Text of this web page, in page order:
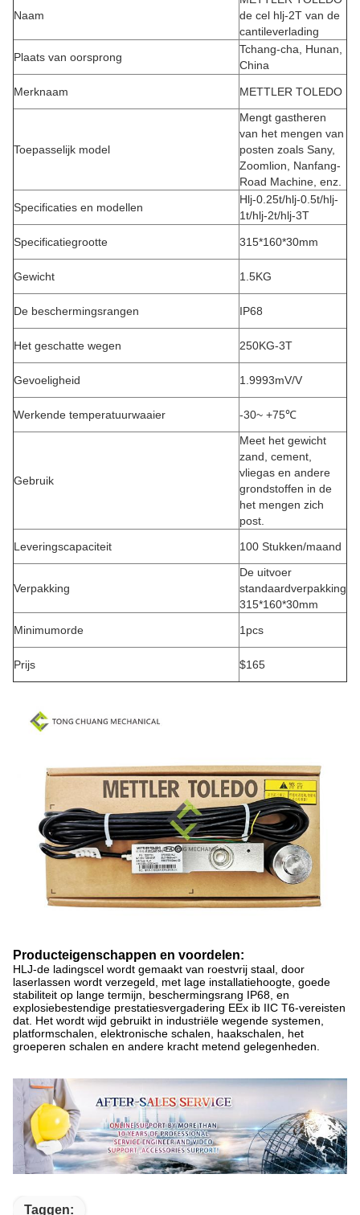
Naam
de cel hlj-2T van de
cantileverlading
Plaats van oorsprong
Tchang-cha, Hunan,
China
Merknaam METTLER TOLEDO
Toepasselijk model
Mengt gastheren
van het mengen van
posten zoals Sany,
Zoomlion, Nanfang-
Road Machine, enz.
Specificaties en modellen
Hlj-0.25t/hlj-0.5t/hlj-
1t/hlj-2t/hlj-3T
Specificatiegrootte 315*160*30mm
Gewicht 1.5KG
De beschermingsrangen IP68
Het geschatte wegen 250KG-3T
Gevoeligheid 1.9993mV/V
Werkende temperatuurwaaier -30~ +75℃
Gebruik
Meet het gewicht
zand, cement,
vliegas en andere
grondstoffen in de
het mengen zich
post.
Leveringscapaciteit
100 Stukken/maand
Verpakking
De uitvoer
standaardverpakking
315*160*30mm
Minimumorde
1pcs
Prijs $165
Producteigenschappen en voordelen:
HLJ-de ladingscel wordt gemaakt van roestvrij staal, door
laserlassen wordt verzegeld, met lage installatiehoogte, goede
stabiliteit op lange termijn, beschermingsrang IP68, en
explosiebestendige prestatiesvergadering EEx ib IIC T6-vereisten
dat. Het wordt wijd gebruikt in industriële wegende systemen,
platformschalen, elektronische schalen, haakschalen, het
groeperen schalen en andere kracht metend gelegenheden.
Taggen: